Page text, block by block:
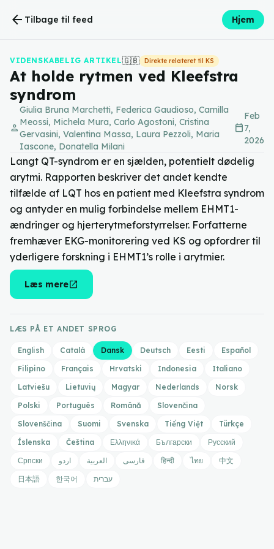
arrow_back Tilbage til feed Hjem
VIDENSKABELIG ARTIKEL🇬🇧 Direkte relateret til KS
At holde rytmen ved Kleefstra
syndrom
person
Giulia Bruna Marchetti, Federica Gaudioso, Camilla
Meossi, Michela Mura, Carlo Agostoni, Cristina
Gervasini, Valentina Massa, Laura Pezzoli, Maria
Iascone, Donatella Milani
calendar_today
Feb
7,
2026
Langt QT-syndrom er en sjælden, potentielt dødelig
arytmi. Rapporten beskriver det andet kendte
tilfælde af LQT hos en patient med Kleefstra syndrom
og antyder en mulig forbindelse mellem EHMT1-
ændringer og hjerterytmeforstyrrelser. Forfatterne
fremhæver EKG-monitorering ved KS og opfordrer til
yderligere forskning i EHMT1’s rolle i arytmier.
Læs mereopen_in_new
LÆS PÅ ET ANDET SPROG
English Català Dansk Deutsch Eesti
Español
Filipino
Français Hrvatski Indonesia
Italiano
Latviešu
Lietuvių Magyar Nederlands
Norsk
Polski
Português Română
Slovenčina
Slovenščina
Suomi Svenska Tiếng Việt
Türkçe
Íslenska
Čeština Ελληνικά Български
Русский
Српски
اردو العربية فارسی हिन्दी ไทย
中文
日本語
한국어 עברית